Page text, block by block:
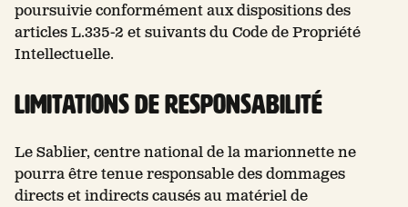
poursuivie conformément aux dispositions des
articles L.335-2 et suivants du Code de Propriété
Intellectuelle.
Limitations de responsabilité
Le Sablier, centre national de la marionnette ne
pourra être tenue responsable des dommages
directs et indirects causés au matériel de